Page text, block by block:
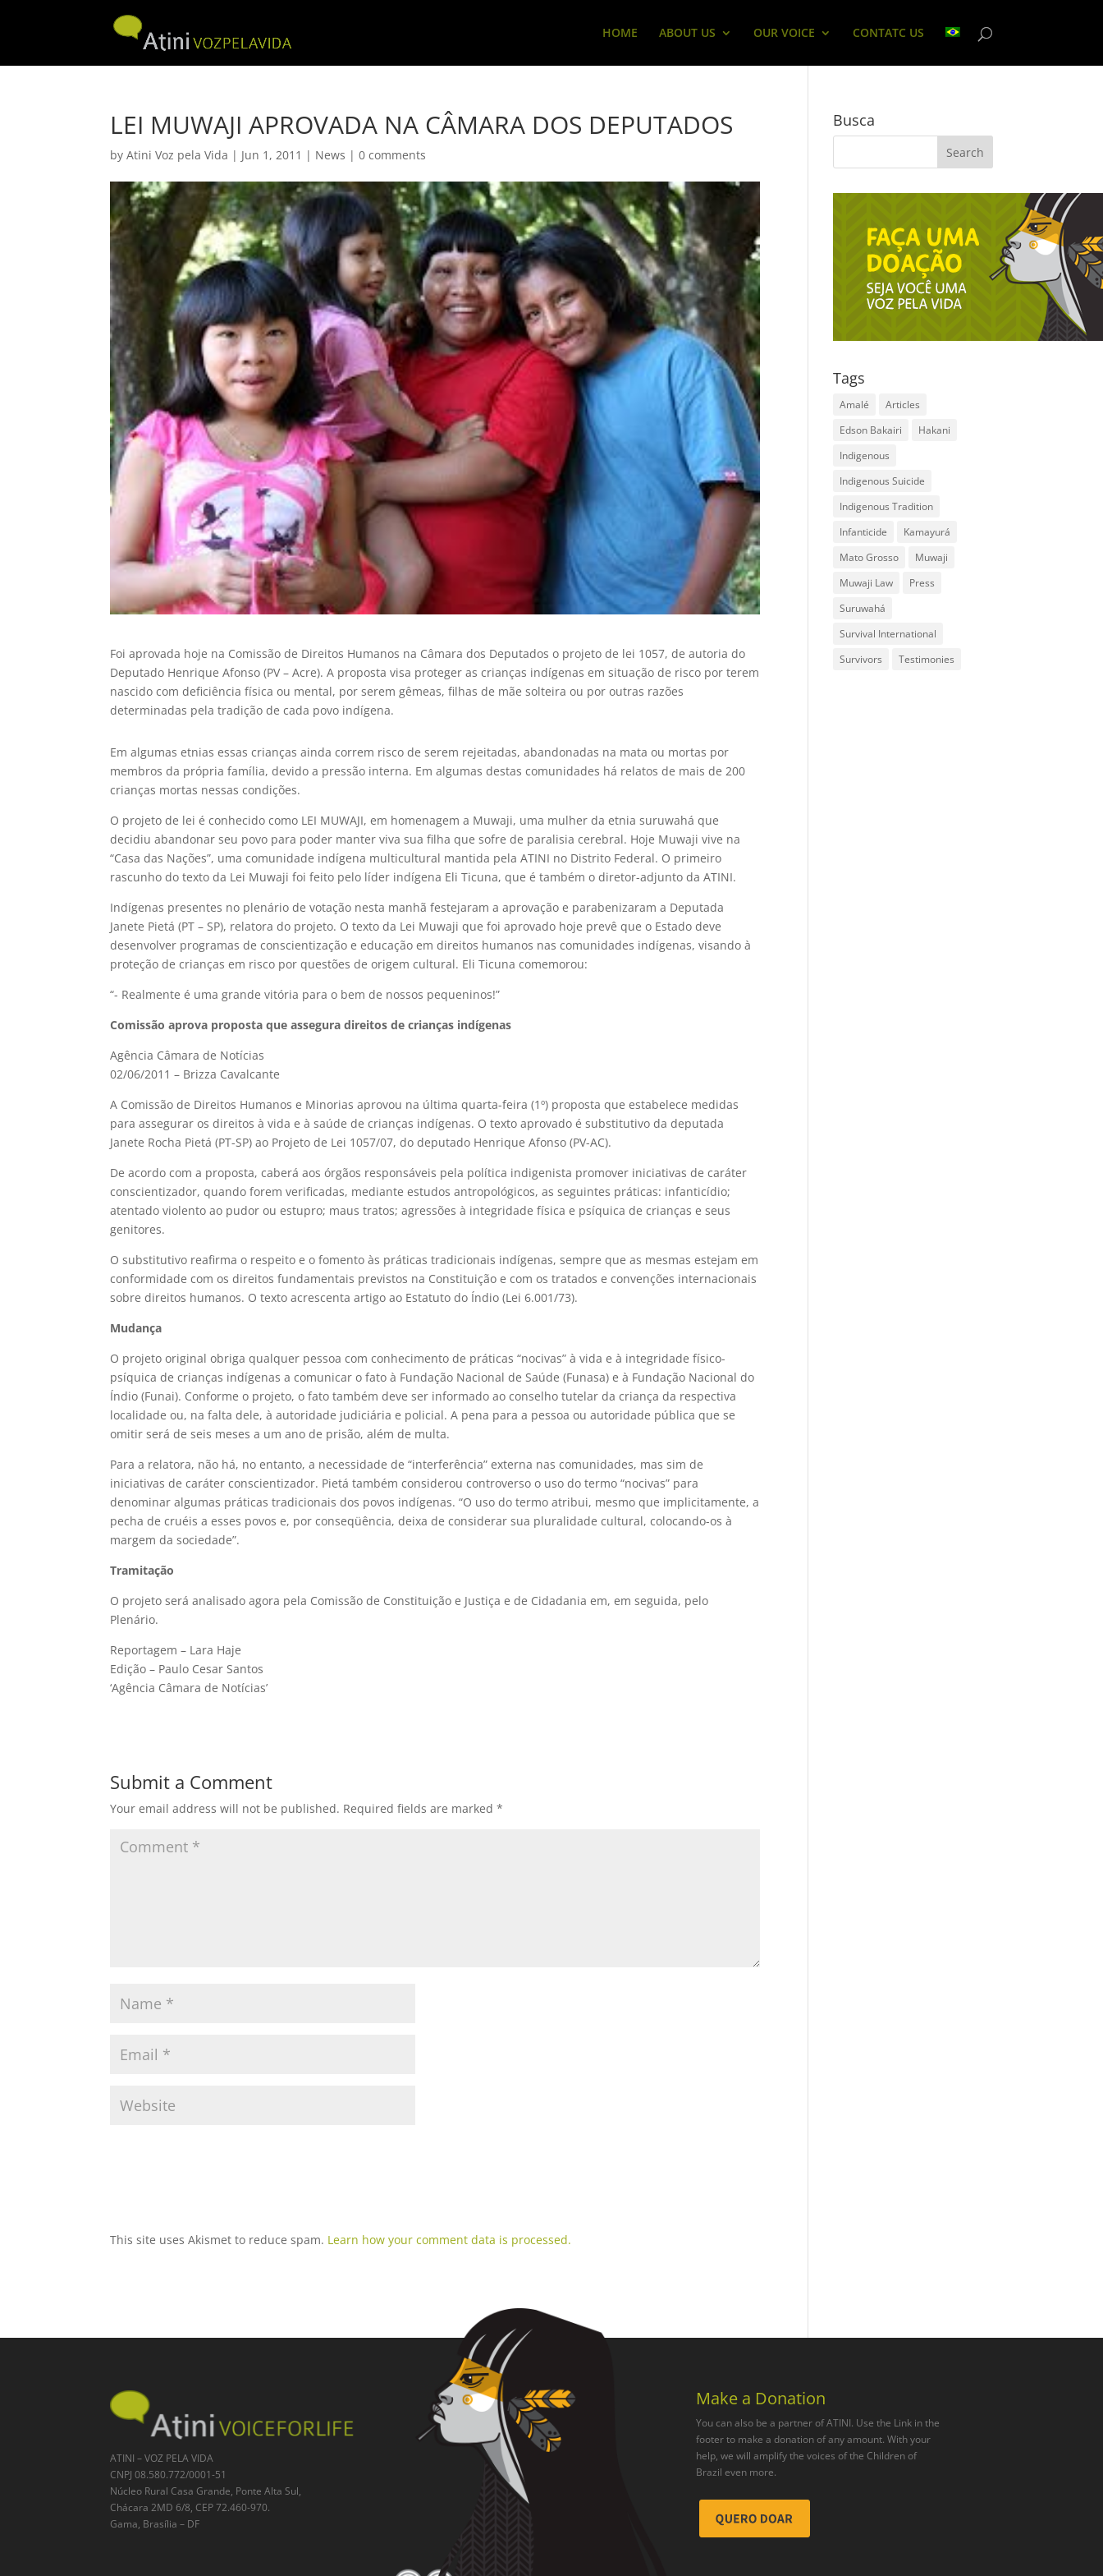
HOME ABOUT US OUR VOICE CONTATC US
LEI MUWAJI APROVADA NA CÂMARA DOS DEPUTADOS
byAtini Voz pela Vida | Jun 1, 2011 | News |0 comments
Foi aprovada hoje na Comissão de Direitos Humanos na Câmara dos Deputados o projeto de lei 1057, de autoria do
Deputado Henrique Afonso (PV – Acre). A proposta visa proteger as crianças indígenas em situação de risco por terem
nascido com deficiência física ou mental, por serem gêmeas, filhas de mãe solteira ou por outras razões
determinadas pela tradição de cada povo indígena.
Em algumas etnias essas crianças ainda correm risco de serem rejeitadas, abandonadas na mata ou mortas por
membros da própria família, devido a pressão interna. Em algumas destas comunidades há relatos de mais de 200
crianças mortas nessas condições.
O projeto de lei é conhecido como LEI MUWAJI, em homenagem a Muwaji, uma mulher da etnia suruwahá que
decidiu abandonar seu povo para poder manter viva sua filha que sofre de paralisia cerebral. Hoje Muwaji vive na
“Casa das Nações”, uma comunidade indígena multicultural mantida pela ATINI no Distrito Federal. O primeiro
rascunho do texto da Lei Muwaji foi feito pelo líder indígena Eli Ticuna, que é também o diretor-adjunto da ATINI.
Indígenas presentes no plenário de votação nesta manhã festejaram a aprovação e parabenizaram a Deputada
Janete Pietá (PT – SP), relatora do projeto. O texto da Lei Muwaji que foi aprovado hoje prevê que o Estado deve
desenvolver programas de conscientização e educação em direitos humanos nas comunidades indígenas, visando à
proteção de crianças em risco por questões de origem cultural. Eli Ticuna comemorou:
“- Realmente é uma grande vitória para o bem de nossos pequeninos!”
Comissão aprova proposta que assegura direitos de crianças indígenas
Agência Câmara de Notícias
02/06/2011 – Brizza Cavalcante
A Comissão de Direitos Humanos e Minorias aprovou na última quarta-feira (1º) proposta que estabelece medidas
para assegurar os direitos à vida e à saúde de crianças indígenas. O texto aprovado é substitutivo da deputada
Janete Rocha Pietá (PT-SP) ao Projeto de Lei 1057/07, do deputado Henrique Afonso (PV-AC).
De acordo com a proposta, caberá aos órgãos responsáveis pela política indigenista promover iniciativas de caráter
conscientizador, quando forem verificadas, mediante estudos antropológicos, as seguintes práticas: infanticídio;
atentado violento ao pudor ou estupro; maus tratos; agressões à integridade física e psíquica de crianças e seus
genitores.
O substitutivo reafirma o respeito e o fomento às práticas tradicionais indígenas, sempre que as mesmas estejam em
conformidade com os direitos fundamentais previstos na Constituição e com os tratados e convenções internacionais
sobre direitos humanos. O texto acrescenta artigo ao Estatuto do Índio (Lei 6.001/73).
Mudança
O projeto original obriga qualquer pessoa com conhecimento de práticas “nocivas” à vida e à integridade físico-
psíquica de crianças indígenas a comunicar o fato à Fundação Nacional de Saúde (Funasa) e à Fundação Nacional do
Índio (Funai). Conforme o projeto, o fato também deve ser informado ao conselho tutelar da criança da respectiva
localidade ou, na falta dele, à autoridade judiciária e policial. A pena para a pessoa ou autoridade pública que se
omitir será de seis meses a um ano de prisão, além de multa.
Para a relatora, não há, no entanto, a necessidade de “interferência” externa nas comunidades, mas sim de
iniciativas de caráter conscientizador. Pietá também considerou controverso o uso do termo “nocivas” para
denominar algumas práticas tradicionais dos povos indígenas. “O uso do termo atribui, mesmo que implicitamente, a
pecha de cruéis a esses povos e, por conseqüência, deixa de considerar sua pluralidade cultural, colocando-os à
margem da sociedade”.
Tramitação
O projeto será analisado agora pela Comissão de Constituição e Justiça e de Cidadania em, em seguida, pelo
Plenário.
Reportagem – Lara Haje
Edição – Paulo Cesar Santos
‘Agência Câmara de Notícias’
Submit a Comment
Your email address will not be published. Required fields are marked*
This site uses Akismet to reduce spam. Learn how your comment data is processed.
Busca
Tags
Amalé
Articles
Edson Bakairi
Hakani
Indigenous
Indigenous Suicide
Indigenous Tradition
Infanticide
Kamayurá
Mato Grosso
Muwaji
Muwaji Law
Press
Suruwahá
Survival International
Survivors
Testimonies
ATINI – VOZ PELA VIDA
CNPJ 08.580.772/0001-51
Núcleo Rural Casa Grande, Ponte Alta Sul,
Chácara 2MD 6/8, CEP 72.460-970.
Gama, Brasília – DF
Make a Donation
You can also be a partner of ATINI. Use the Link in the
footer to make a donation of any amount. With your
help, we will amplify the voices of the Children of
Brazil even more.